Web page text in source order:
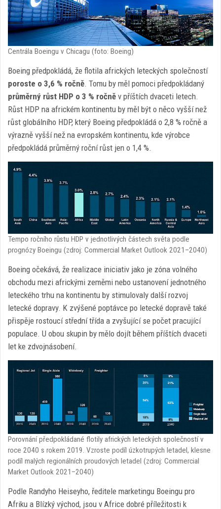
Centrála Boeingu v Chicagu (foto: Boeing)
Boeing předpokládá, že flotila afrických leteckých společností
poroste o 3,6 % ročně. Tomu by měl pomoci předpokládaný
průměrný růst HDP o 3 % ročně v příštích dvaceti letech.
Růst HDP na africkém kontinentu by měl být o něco vyšší než
růst globálního HDP, který Boeing předpokládá o 2,8 % ročně a
výrazně vyšší než na evropském kontinentu, kde výrobce
předpokládá průměrný roční růst jen o 1,4 %.
Tempo ročního růstu HDP v jednotlivých částech světa podle
prognózy Boeingu (zdroj: Commercial Market Outlook 2021–2040)
Boeing očekává, že realizace iniciativ jako je zóna volného
obchodu mezi africkými zeměmi nebo ustanovení jednotného
leteckého trhu na kontinentu by stimulovaly další rozvoj
letecké dopravy. K zvýšené poptávce po letecké dopravě také
přispěje rostoucí střední třída a zvyšující se počet pracující
populace. U obou skupin by mělo dojít během příštích dvaceti
let ke zdvojnásobení.
Porovnání předpokládané flotily afrických leteckých společností v
roce 2040 s rokem 2019. Vzroste podíl úzkotrupých letadel, klesne
podíl malých regionálních proudových letadel (zdroj: Commercial
Market Outlook 2021–2040)
Podle Randyho Heiseyho, ředitele marketingu Boeingu pro
Afriku a Blízký východ, jsou v Africe dobré příležitosti k